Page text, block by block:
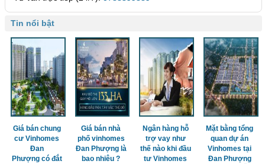
Tin nổi bật
Giá bán chung
cư Vinhomes
Đan
Phượng có đắt
Giá bán nhà
phố vinhomes
Đan Phượng là
bao nhiêu ?
Ngân hàng hỗ
trợ vay như
thế nào khi đầu
tư Vinhomes
Mặt bằng tổng
quan dự án
Vinhomes tại
Đan Phượng